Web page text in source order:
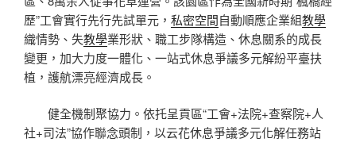
歷”工會實行先行先試單元， 私密空間自動順應企業組教學
織情勢、失教學業形狀、職工步隊構造、休息關系的成長
變更，加大力度一體化、一站式休息爭議多元解紛平臺扶
植，護航漂亮經濟成長。
健全機制聚協力。依托呈貢區“工會+法院+查察院+人
社+司法”協作聯念頭制，以云花休息爭議多元化解任務站